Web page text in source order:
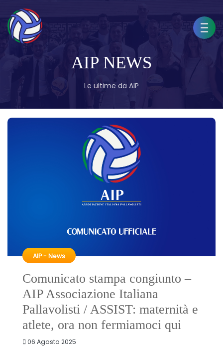
AIP NEWS
Le ultime da AIP
AIP - News
Comunicato stampa congiunto –
AIP Associazione Italiana
Pallavolisti / ASSIST: maternità e
atlete, ora non fermiamoci qui
06 Agosto 2025